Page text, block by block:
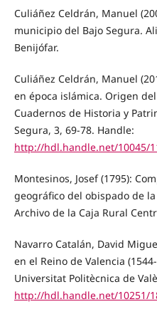
Culiáñez Celdrán, Manuel
municipio del Bajo Segura.
Benijófar.
Culiáñez Celdrán, Manuel
en época islámica. Origen
Cuadernos de Historia y
Segura, 3, 69-78. Handle:
http://hdl.handle.net/10045/
Montesinos, Josef (1795):
geográfico del obispado de
Archivo de la Caja Rural
Navarro Catalán, David
en el Reino de Valencia
Universitat Politècnica de
http://hdl.handle.net/10251/